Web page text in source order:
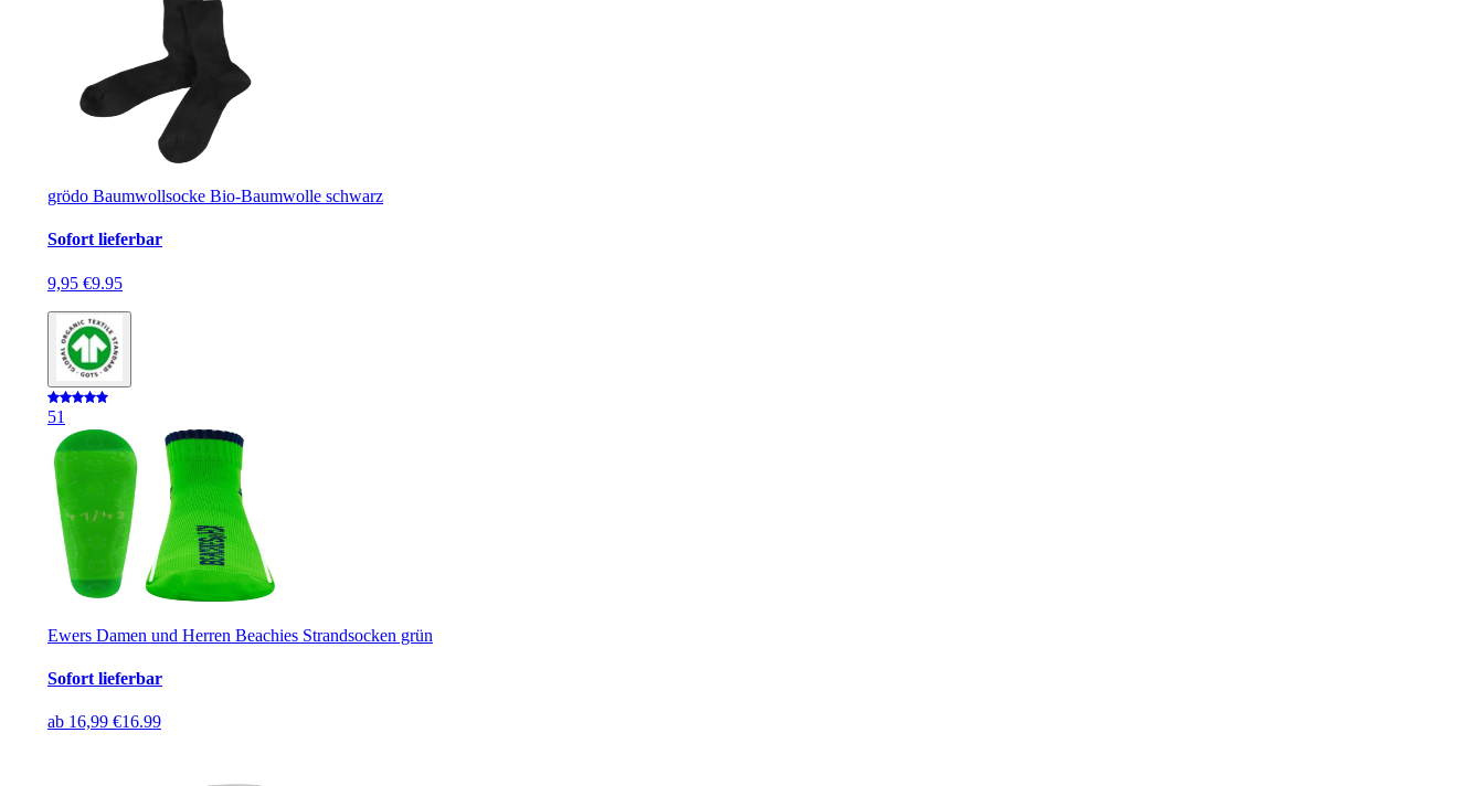
grödo Baumwollsocke Bio-Baumwolle schwarz
Sofort lieferbar
9,95 €9.95
51
Ewers Damen und Herren Beachies Strandsocken grün
Sofort lieferbar
ab 16,99 €16.99